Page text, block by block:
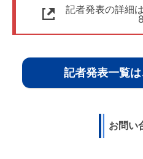
記者発表の詳細
記者発表一覧
お問い